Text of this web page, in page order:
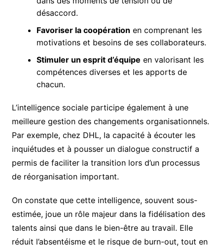
désaccord.
Favoriser la coopération en comprenant les
motivations et besoins de ses collaborateurs.
Stimuler un esprit d’équipe en valorisant les
compétences diverses et les apports de
chacun.
L’intelligence sociale participe également à une
meilleure gestion des changements organisationnels.
Par exemple, chez DHL, la capacité à écouter les
inquiétudes et à pousser un dialogue constructif a
permis de faciliter la transition lors d’un processus
de réorganisation important.
On constate que cette intelligence, souvent sous-
estimée, joue un rôle majeur dans la fidélisation des
talents ainsi que dans le bien-être au travail. Elle
réduit l’absentéisme et le risque de burn-out, tout en